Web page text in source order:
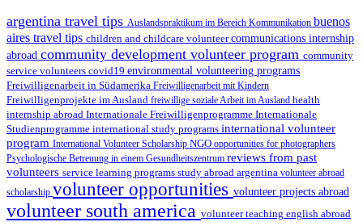
argentina travel tips Auslandspraktikum im Bereich Kommunikation buenos
aires travel tips children and childcare volunteercommunications internship
abroad community development volunteer program community
service volunteers covid19 environmental volunteering programs
Freiwilligenarbeit in Südamerika Freiwilligenarbeit mit Kindern
Freiwilligenprojekte im Ausland freiwillige soziale Arbeit im Ausland health
internship abroad Internationale Freiwilligenprogramme Internationale
Studienprogramme international study programs international volunteer
program International Volunteer Scholarship NGO opportunities for photographers
Psychologische Betreuung in einem Gesundheitszentrum reviews from past
volunteers service learning programs study abroad argentina volunteer abroad
scholarship volunteer opportunities volunteer projects abroad
volunteer south america volunteer teaching english abroad